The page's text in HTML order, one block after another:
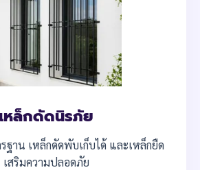
หล็กดัดนิรภัย
ฐาน เหล็กดัดพับเก็บได้ และเหล็กยืด
เสริมความปลอดภัย